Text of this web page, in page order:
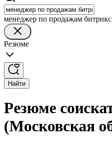
менеджер по продажам
Резюме
Найти
Резюме
(Московская